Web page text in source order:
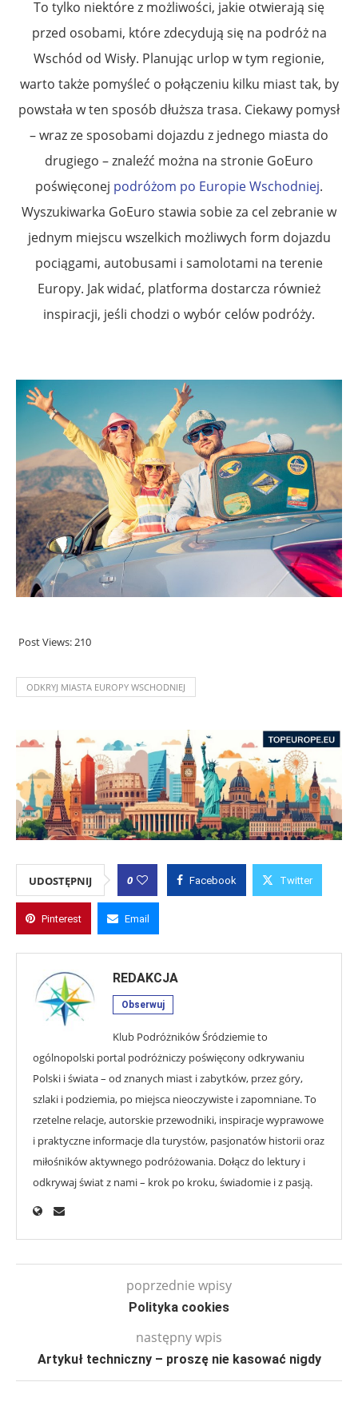
To tylko niektóre z możliwości, jakie otwierają się
przed osobami, które zdecydują się na podróż na
Wschód od Wisły. Planując urlop w tym regionie,
warto także pomyśleć o połączeniu kilku miast tak, by
powstała w ten sposób dłuższa trasa. Ciekawy pomysł
– wraz ze sposobami dojazdu z jednego miasta do
drugiego – znaleźć można na stronie GoEuro
poświęconej podróżom po Europie Wschodniej.
Wyszukiwarka GoEuro stawia sobie za cel zebranie w
jednym miejscu wszelkich możliwych form dojazdu
pociągami, autobusami i samolotami na terenie
Europy. Jak widać, platforma dostarcza również
inspiracji, jeśli chodzi o wybór celów podróży.
Post Views:210
ODKRYJ MIASTA EUROPY WSCHODNIEJ
UDOSTĘPNIJ 0 Facebook Twitter
Pinterest Email
REDAKCJA
Obserwuj
Klub Podróżników Śródziemie to
ogólnopolski portal podróżniczy poświęcony odkrywaniu
Polski i świata – od znanych miast i zabytków, przez góry,
szlaki i podziemia, po miejsca nieoczywiste i zapomniane. To
rzetelne relacje, autorskie przewodniki, inspiracje wyprawowe
i praktyczne informacje dla turystów, pasjonatów historii oraz
miłośników aktywnego podróżowania. Dołącz do lektury i
odkrywaj świat z nami – krok po kroku, świadomie i z pasją.
poprzednie wpisy
Polityka cookies
następny wpis
Artykuł techniczny – proszę nie kasować nigdy